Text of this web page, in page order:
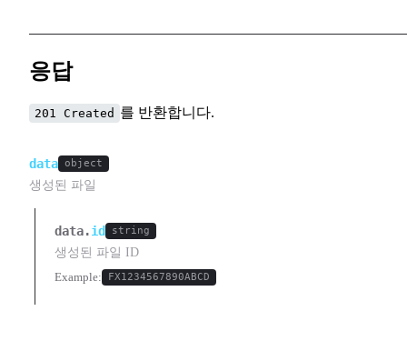
응답
201 Created 를 반환합니다.
data object
생성된 파일
data.id string
생성된 파일 ID
Example:
FX1234567890ABCD